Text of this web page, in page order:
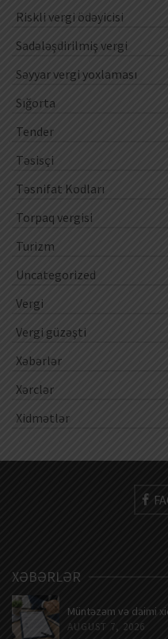
Riskli vergi ödəyicisi
Sadələşdirilmiş vergi
Səyyar vergi yoxlaması
Sığorta
Tender
Təsisçi
Təsnifat Kodları
Torpaq vergisi
Turizm
Uncategorized
Vergi
Vergi güzəşti
Xəbərlər
Xərclər
Xidmətlər
XƏBƏRLƏR
Müntəzəm və daimi
AUGUST 7, 2026